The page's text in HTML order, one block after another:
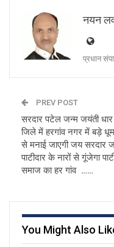
नयन
प्रधान
PREV POST
सरदार पटेल जन्म जयंती धार
जिले में हरगांव नगर में बड़े
से मनाई जाएगी जय सरदार
पाटीदार के नारों से गूंजेगा
समाज का हर गांव ……
You Might Also